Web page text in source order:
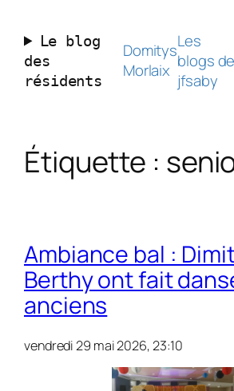
contenuLe blog
des
résidents
Domitys
Morlaix
Les
blogs de
jfsaby
Étiquette :
Ambiance bal :
Berthy ont fait
anciens
vendredi 29 mai 2026, 23:10